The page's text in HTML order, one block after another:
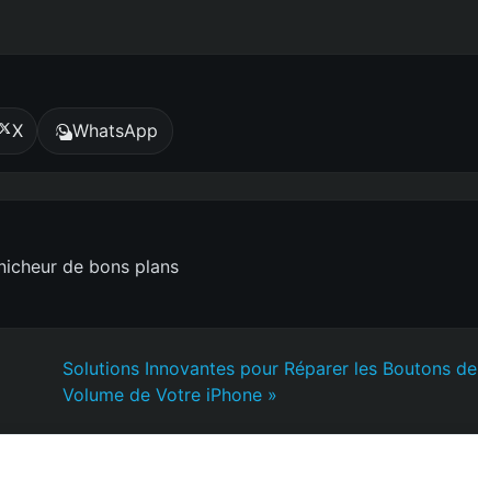
X WhatsApp
de bons plans
Solutions Innovantes pour Réparer les Boutons de
Volume de Votre iPhone »